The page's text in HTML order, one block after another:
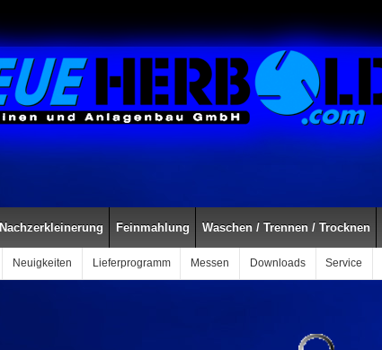
Nachzerkleinerung Feinmahlung Waschen / Trennen / Trocknen
Neuigkeiten Lieferprogramm Messen Downloads Service